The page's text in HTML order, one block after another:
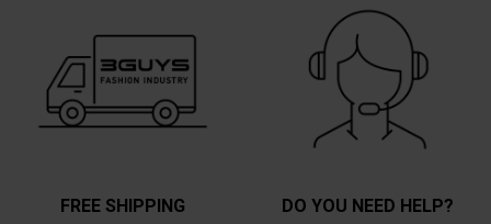
FREE SHIPPING DO YOU NEED HELP?